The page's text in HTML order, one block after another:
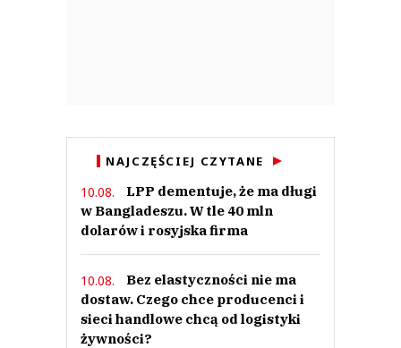
NAJCZĘŚCIEJ CZYTANE
10.08.
LPP dementuje, że ma długi
w Bangladeszu. W tle 40 mln
dolarów i rosyjska firma
10.08.
Bez elastyczności nie ma
dostaw. Czego chce producenci i
sieci handlowe chcą od logistyki
żywności?